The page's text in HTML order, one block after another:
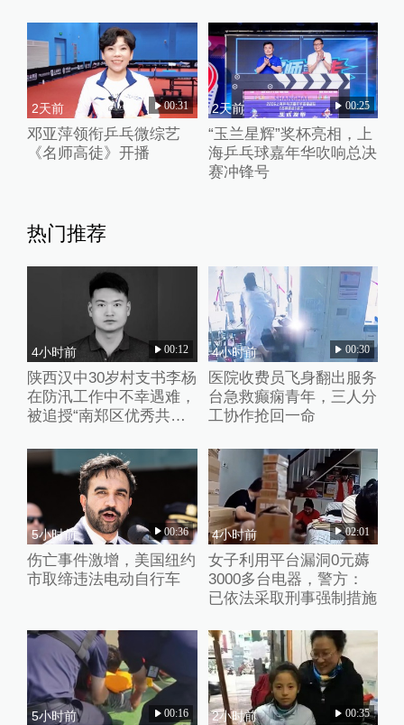
2天前 00:31
邓亚萍领衔乒乓微综艺
《名师高徒》开播
2天前 00:25
“玉兰星辉”奖杯亮相，上
海乒乓球嘉年华吹响总决
赛冲锋号
热门推荐
4小时前 00:12
陕西汉中30岁村支书李杨
在防汛工作中不幸遇难，
被追授“南郑区优秀共产
4小时前 00:30
医院收费员飞身翻出服务
台急救癫痫青年，三人分
工协作抢回一命
5小时前 00:36
伤亡事件激增，美国纽约
市取缔违法电动自行车
4小时前 02:01
女子利用平台漏洞0元薅
3000多台电器，警方：
已依法采取刑事强制措施
5小时前 00:16 2小时前 00:35